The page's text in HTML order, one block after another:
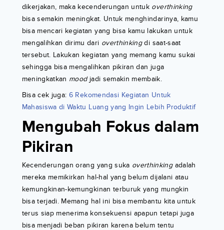
dikerjakan, maka kecenderungan untuk overthinking
bisa semakin meningkat. Untuk menghindarinya, kamu
bisa mencari kegiatan yang bisa kamu lakukan untuk
mengalihkan dirimu dari overthinkingdi saat-saat
tersebut. Lakukan kegiatan yang memang kamu sukai
sehingga bisa mengalihkan pikiran dan juga
meningkatkan moodjadi semakin membaik.
Bisa cek juga: 6 Rekomendasi Kegiatan Untuk
Mahasiswa di Waktu Luang yang Ingin Lebih Produktif
Mengubah Fokus dalam
Pikiran
Kecenderungan orang yang suka overthinkingadalah
mereka memikirkan hal-hal yang belum dijalani atau
kemungkinan-kemungkinan terburuk yang mungkin
bisa terjadi. Memang hal ini bisa membantu kita untuk
terus siap menerima konsekuensi apapun tetapi juga
bisa menjadi beban pikiran karena belum tentu